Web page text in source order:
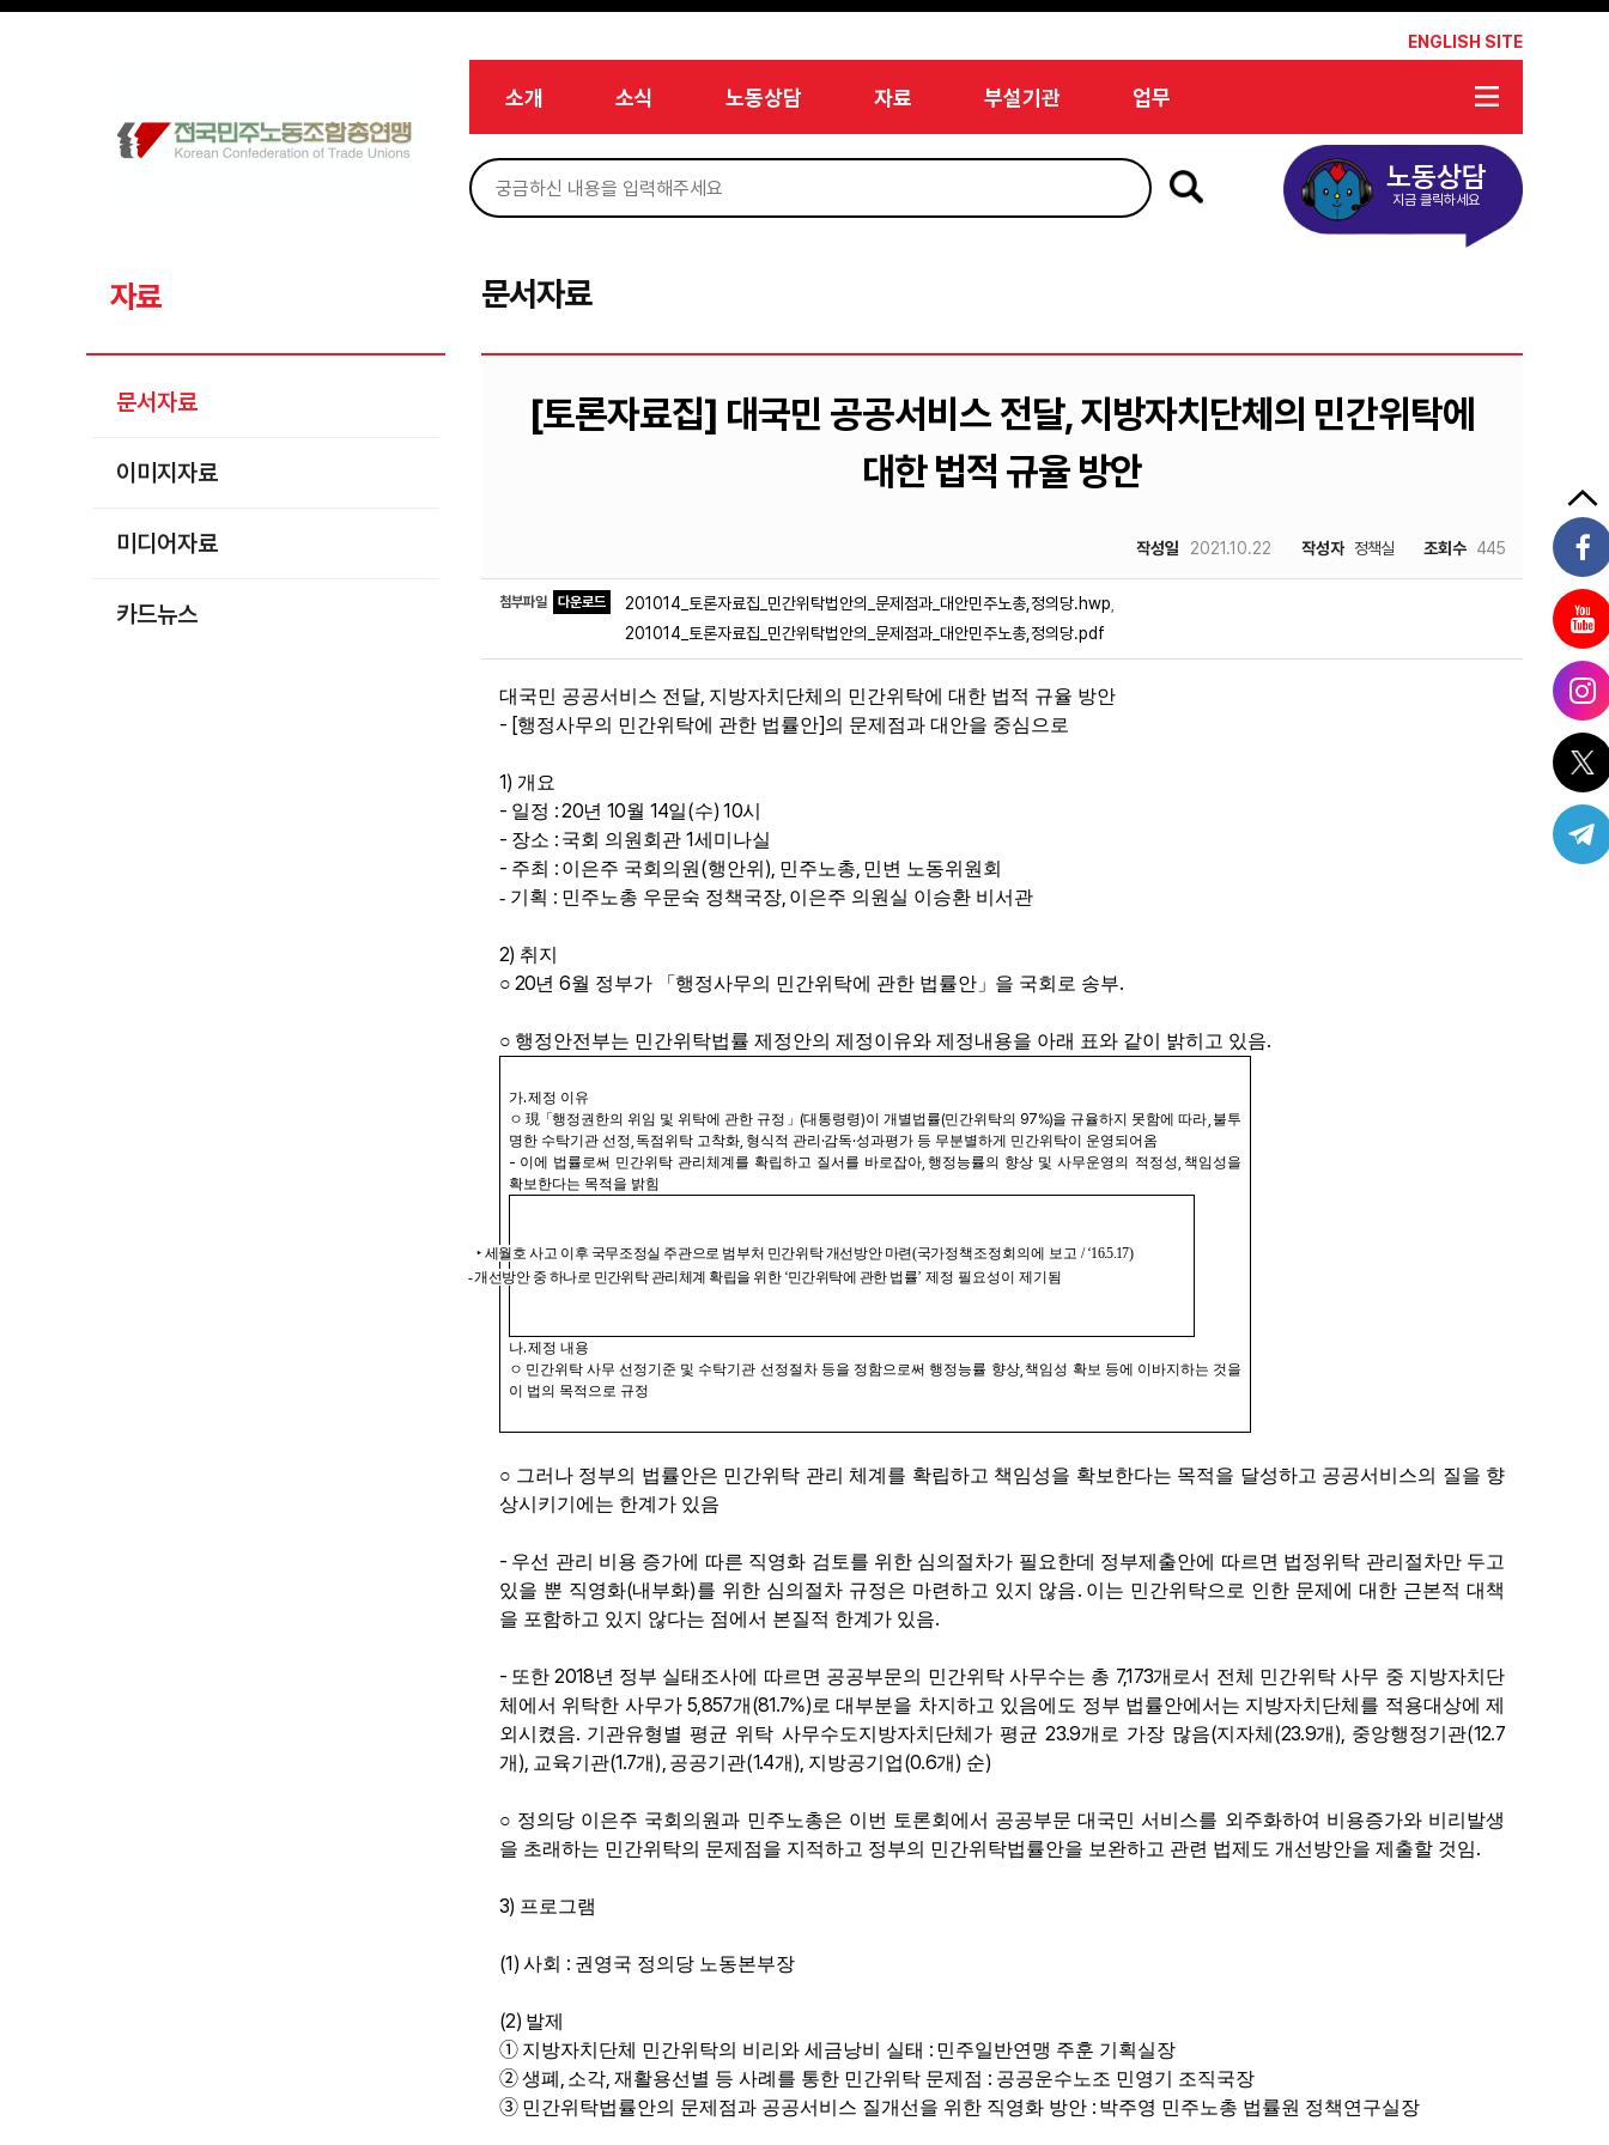
메뉴 건너뛰기
ENGLISH SITE
소개 소식 노동상담 자료 부설기관 업무
노동상담
지금 클릭하세요
자료
문서자료
이미지자료
미디어자료
카드뉴스
문서자료
[토론자료집] 대국민 공공서비스 전달, 지방자치단체의 민간위탁에
대한 법적 규율 방안
작성일 2021.10.22 작성자 정책실 조회수 445
첨부파일 다운로드 201014_토론자료집_민간위탁법안의_문제점과_대안민주노총,정의당.hwp
201014_토론자료집_민간위탁법안의_문제점과_대안민주노총,정의당.pdf
대국민 공공서비스 전달, 지방자치단체의 민간위탁에 대한 법적 규율 방안
- [행정사무의 민간위탁에 관한 법률안]의 문제점과 대안을 중심으로
1) 개요
- 일정 : 20년10월 14일(수) 10시
- 장소 : 국회 의원회관1세미나실
- 주최 : 이은주 국회의원 (행안위 ), 민주노총, 민변 노동위원회
- 기획 : 민주노총 우문숙 정책국장, 이은주 의원실 이승환 비서관
2) 취지
○ 20년6월 정부가 「 행정사무의 민간위탁에 관한 법률안 」 을 국회로 송부.
○ 행정안전부는 민간위탁법률 제정안의 제정이유와 제정내용을 아래 표와 같이 밝히고 있음.
가.제정 이유
ㅇ 現「행정권한의 위임 및 위탁에 관한 규정 」 (대통령령)이 개별법률(민간위탁의 97%)을 규율하지 못함에 따라 불투
명한 수탁기관 선정 독점위탁 고착화 형식적 관리·감독·성과평가 등 무분별하게 민간위탁이 운영되어옴
- 이에 법률로써 민간위탁 관리체계를 확립하고 질서를 바로잡아,행정능률의 향상 및 사무운영의 적정성 ,책임성을
확보한다는 목적을 밝힘
‣ 세월호 사고 이후 국무조정실 주관으로 범부처 민간위탁 개선방안 마련(국가정책조정회의에 보고/ ‘16.5.17)
-개선방안 중 하나로 민간위탁 관리체계 확립을 위한 ‘민간위탁에 관한 법률’ 제정 필요성이 제기됨
나.제정 내용
ㅇ 민간위탁 사무 선정기준 및 수탁기관 선정절차 등을 정함으로써 행정능률 향상,책임성 확보 등에 이바지하는 것을
이 법의 목적으로 규정
○ 그러나 정부의 법률안은 민간위탁 관리 체계를 확립하고 책임성을 확보한다는 목적을 달성하고 공공서비스의 질을 향
상시키기에는 한계가 있음
- 우선 관리 비용 증가에 따른 직영화 검토를 위한 심의절차가 필요한데 정부제출안에 따르면 법정위탁 관리절차만 두고
있을 뿐 직영화(내부화)를 위한 심의절차 규정은 마련하고 있지 않음. 이는 민간위탁으로 인한 문제에 대한 근본적 대책
을 포함하고 있지 않다는 점에서 본질적 한계가 있음.
- 또한2018년 정부 실태조사에 따르면 공공부문의 민간위탁 사무수는 총 7,173개로서 전체 민간위탁 사무 중 지방자치단
체에서 위탁한 사무가5,857개 (81.7%)로 대부분을 차지하고 있음에도 정부 법률안에서는 지방자치단체를 적용대상에 제
외시켰음. 기관유형별 평균 위탁 사무수도지방자치단체가 평균23.9개로 가장 많음(지자체 (23.9개 ), 중앙행정기관(12.7
개 ), 교육기관(1.7개 ), 공공기관(1.4개 ), 지방공기업(0.6개 ) 순)
○ 정의당 이은주 국회의원과 민주노총은 이번 토론회에서 공공부문 대국민 서비스를 외주화하여 비용증가와 비리발생
을 초래하는 민간위탁의 문제점을 지적하고 정부의 민간위탁법률안을 보완하고 관련 법제도 개선방안을 제출할 것임.
3) 프로그램
(1)사회 : 권영국 정의당 노동본부장
(2) 발제
➀ 지방자치단체 민간위탁의 비리와 세금낭비 실태 : 민주일반연맹 주훈 기획실장
➁생폐 , 소각,재활용선별 등 사례를 통한 민간위탁 문제점 : 공공운수노조 민영기 조직국장
➂ 민간위탁법률안의 문제점과 공공서비스 질개선을 위한 직영화 방안 : 박주영 민주노총 법률원 정책연구실장
Sketchbook5, 스케치북5